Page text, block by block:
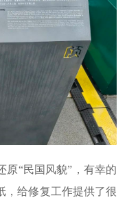
原“民国风貌”，有幸的
，给修复工作提供了很